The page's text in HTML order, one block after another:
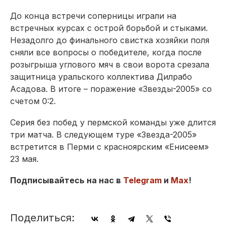
До конца встречи соперницы играли на
встречных курсах с острой борьбой и стыками.
Незадолго до финального свистка хозяйки поля
сняли все вопросы о победителе, когда после
розыгрыша углового мяч в свои ворота срезала
защитница уральского коллектива Дилрабо
Асадова. В итоге – поражение «Звезды-2005» со
счетом 0:2.
Серия без побед у пермской команды уже длится
три матча. В следующем туре «Звезда-2005»
встретится в Перми с красноярским «Енисеем»
23 мая.
Подписывайтесь на нас в Telegram и Max!
Поделиться: